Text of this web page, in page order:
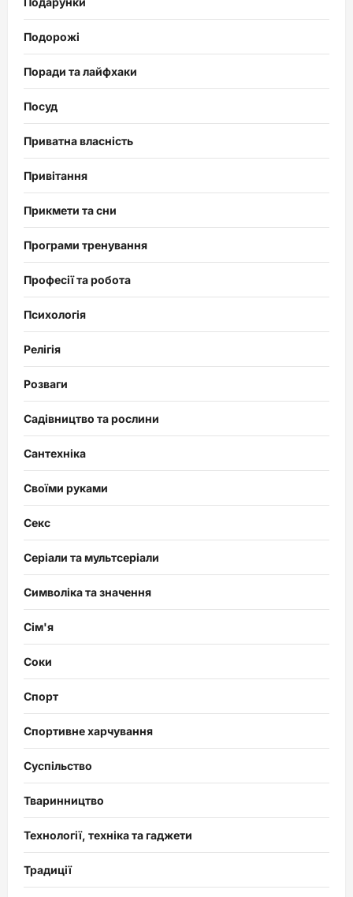
Подорожі
Поради та лайфхаки
Посуд
Приватна власність
Привітання
Прикмети та сни
Програми тренування
Професії та робота
Психологія
Релігія
Розваги
Садівництво та рослини
Сантехніка
Своїми руками
Секс
Серіали та мультсеріали
Символіка та значення
Сім'я
Соки
Спорт
Спортивне харчування
Суспільство
Тваринництво
Технології, техніка та гаджети
Традиції